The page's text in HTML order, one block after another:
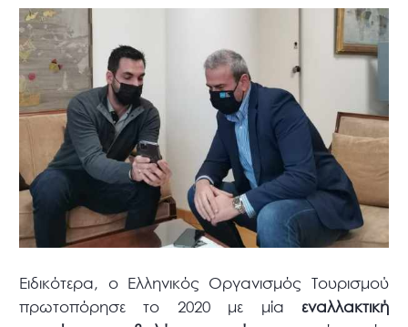
Ειδικότερα, ο Ελληνικός Οργανισμός Τουρισμού
πρωτοπόρησε το 2020 με μία εναλλακτική